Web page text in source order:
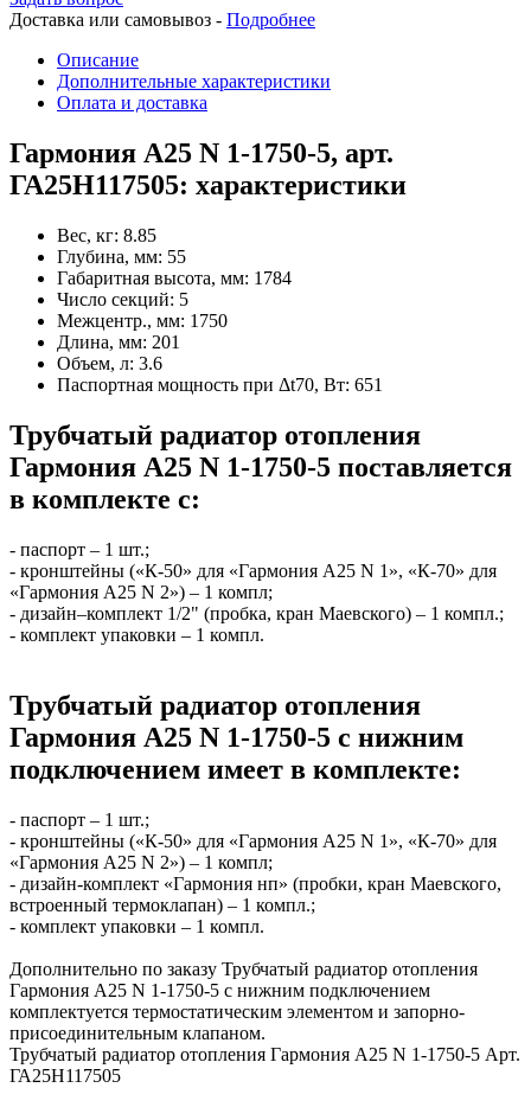
Доставка или самовывоз - Подробнее
Описание
Дополнительные характеристики
Оплата и доставка
Гармония А25 N 1-1750-5, арт.
ГА25Н117505: характеристики
Вес, кг: 8.85
Глубина, мм: 55
Габаритная высота, мм: 1784
Число секций: 5
Межцентр., мм: 1750
Длина, мм: 201
Объем, л: 3.6
Паспортная мощность при Δt70, Вт: 651
Трубчатый радиатор отопления
Гармония А25 N 1-1750-5 поставляется
в комплекте с:
- паспорт – 1 шт.;
- кронштейны («К-50» для «Гармония А25 N 1», «К-70» для
«Гармония А25 N 2») – 1 компл;
- дизайн–комплект 1/2" (пробка, кран Маевского) – 1 компл.;
- комплект упаковки – 1 компл.
Трубчатый радиатор отопления
Гармония А25 N 1-1750-5 с нижним
подключением имеет в комплекте:
- паспорт – 1 шт.;
- кронштейны («К-50» для «Гармония А25 N 1», «К-70» для
«Гармония А25 N 2») – 1 компл;
- дизайн-комплект «Гармония нп» (пробки, кран Маевского,
встроенный термоклапан) – 1 компл.;
- комплект упаковки – 1 компл.
Дополнительно по заказу Трубчатый радиатор отопления
Гармония А25 N 1-1750-5 с нижним подключением
комплектуется термостатическим элементом и запорно-
присоединительным клапаном.
Трубчатый радиатор отопления Гармония А25 N 1-1750-5 Арт.
ГА25Н117505